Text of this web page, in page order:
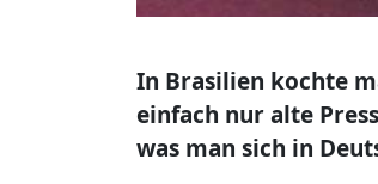
In Brasilien kochte
einfach nur alte
was man sich in